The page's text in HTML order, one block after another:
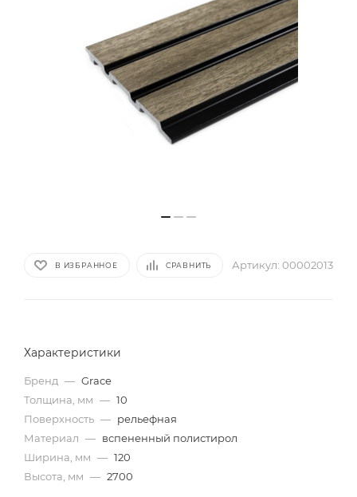
В ИЗБРАННОЕ СРАВНИТЬ Артикул: 00002013
Характеристики
Бренд — Grace
Толщина, мм — 10
Поверхность — рельефная
Материал — вспененный полистирол
Ширина, мм — 120
Высота, мм — 2700